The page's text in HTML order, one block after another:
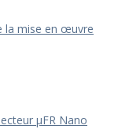
la mise en œuvre
μFR Nano